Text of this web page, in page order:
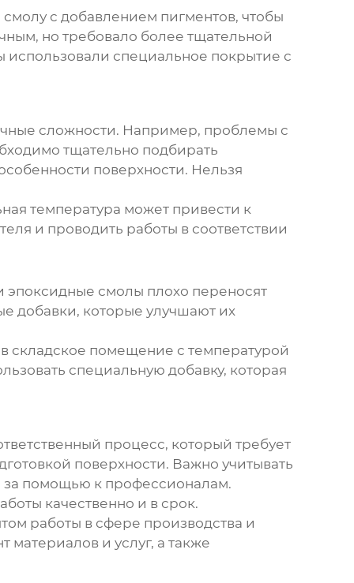
с добавлением пигментов, чтобы
но требовало более тщательной
использовали специальное покрытие с
сложности. Например, проблемы с
тщательно подбирать
поверхности. Нельзя
температура может привести к
и проводить работы в соответствии
смолы плохо переносят
добавки, которые улучшают их
складское помещение с температурой
специальную добавку, которая
процесс, который требует
поверхности. Важно учитывать
за помощью к профессионалам.
качественно и в срок.
работы в сфере производства и
и услуг, а также